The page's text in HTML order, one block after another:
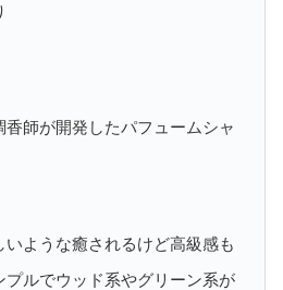
師が開発したパフュームシャ
ような癒されるけど高級感も
プルでウッド系やグリーン系が